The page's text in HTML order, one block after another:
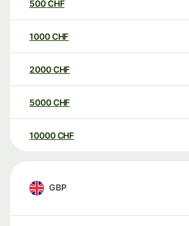
500CHF
1000CHF
2000CHF
5000CHF
10000 CHF
GBP